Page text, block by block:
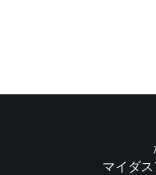
マイダ